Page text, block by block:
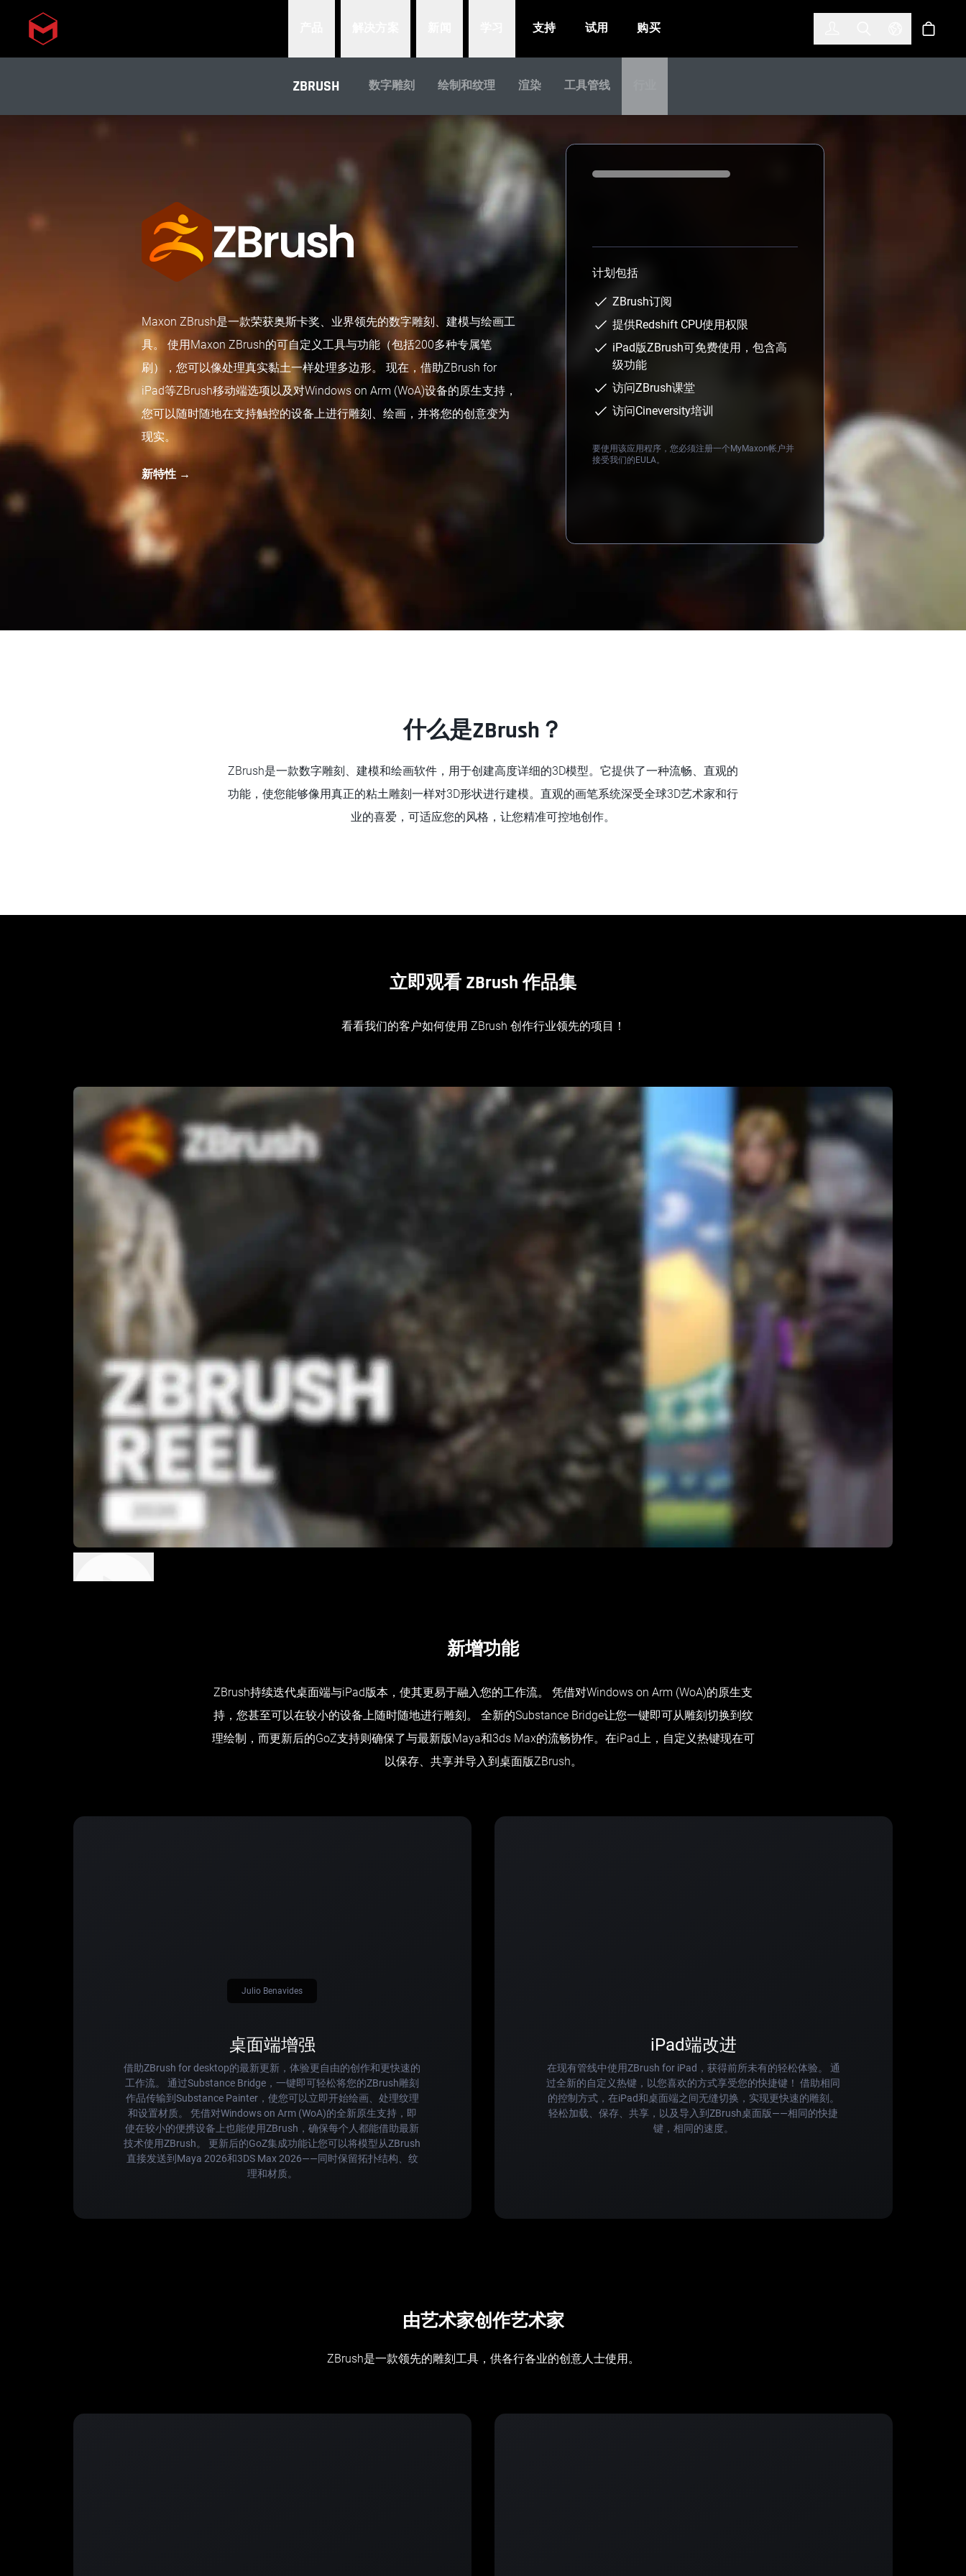
Skip to main content 支持 试用 购买 Select 商店
ZBRUSH 数字雕刻 绘制和纹理 渲染 工具管线
Maxon ZBrush是一款荣获奥斯卡奖、业界领先的数字雕刻、建模与绘画工
具。 使用Maxon ZBrush的可自定义工具与功能（包括200多种专属笔
刷），您可以像处理真实黏土一样处理多边形。 现在，借助ZBrush for
iPad等ZBrush移动端选项以及对Windows on Arm (WoA)设备的原生支持，
您可以随时随地在支持触控的设备上进行雕刻、绘画，并将您的创意变为
现实。
新特性 →
计划包括
ZBrush订阅
提供Redshift CPU使用权限
iPad版ZBrush可免费使用，包含高
级功能
访问ZBrush课堂
访问Cineversity培训
要使用该应用程序，您必须注册一个MyMaxon帐户并
接受我们的EULA。
什么是ZBrush？
ZBrush是一款数字雕刻、建模和绘画软件，用于创建高度详细的3D模型。它提供了一种流畅、直观的
功能，使您能够像用真正的粘土雕刻一样对3D形状进行建模。直观的画笔系统深受全球3D艺术家和行
业的喜爱，可适应您的风格，让您精准可控地创作。
立即观看 ZBrush 作品集
看看我们的客户如何使用 ZBrush 创作行业领先的项目！
新增功能
ZBrush持续迭代桌面端与iPad版本，使其更易于融入您的工作流。 凭借对Windows on Arm (WoA)的原生支
持，您甚至可以在较小的设备上随时随地进行雕刻。 全新的Substance Bridge让您一键即可从雕刻切换到纹
理绘制，而更新后的GoZ支持则确保了与最新版Maya和3ds Max的流畅协作。在iPad上，自定义热键现在可
以保存、共享并导入到桌面版ZBrush。
桌面端增强
借助ZBrush for desktop的最新更新，体验更自由的创作和更快速的
工作流。 通过Substance Bridge，一键即可轻松将您的ZBrush雕刻
作品传输到Substance Painter，使您可以立即开始绘画、处理纹理
和设置材质。 凭借对Windows on Arm (WoA)的全新原生支持，即
使在较小的便携设备上也能使用ZBrush，确保每个人都能借助最新
技术使用ZBrush。 更新后的GoZ集成功能让您可以将模型从ZBrush
直接发送到Maya 2026和3DS Max 2026——同时保留拓扑结构、纹
理和材质。
Julio Benavides
iPad端改进
在现有管线中使用ZBrush for iPad，获得前所未有的轻松体验。 通
过全新的自定义热键，以您喜欢的方式享受您的快捷键！ 借助相同
的控制方式，在iPad和桌面端之间无缝切换，实现更快速的雕刻。
轻松加载、保存、共享，以及导入到ZBrush桌面版——相同的快捷
键，相同的速度。
由艺术家创作艺术家
ZBrush是一款领先的雕刻工具，供各行各业的创意人士使用。